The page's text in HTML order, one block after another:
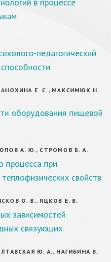
педагогический
АНОХИНА Е. С., МАКСИМЮК Н.
оборудования пищевой
А. Ю., СТРОМОВ Б. А.
процесса при
свойств
О. В., ЯЦКОВ Е. В.
зависимостей
связующих
Ю. А., НАГИБИНА В.